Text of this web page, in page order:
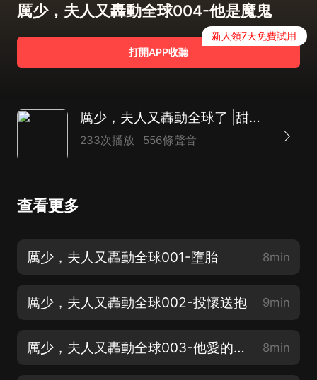
厲少，夫人又轟動全球004-他是魔鬼
打開APP收聽
新人領7天免費試用
厲少，夫人又轟動全球了 |甜寵打臉爽文 |前夫滾出
233次播放 556條聲音
查看更多
厲少，夫人又轟動全球001-墮胎 8min
厲少，夫人又轟動全球002-投懷送抱 9min
厲少，夫人又轟動全球003-他愛的從來不是我 8min